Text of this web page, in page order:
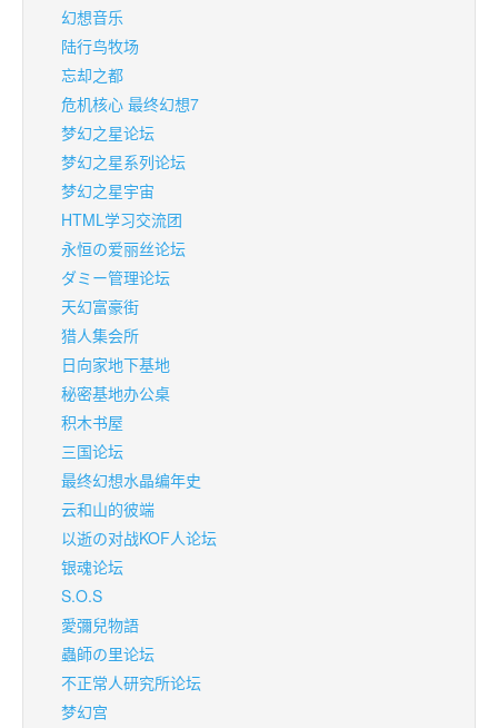
幻想音乐
陆行鸟牧场
忘却之都
危机核心 最终幻想7
梦幻之星论坛
梦幻之星系列论坛
梦幻之星宇宙
HTML学习交流团
永恒の爱丽丝论坛
ダミー管理论坛
天幻富豪街
猎人集会所
日向家地下基地
秘密基地办公桌
积木书屋
三国论坛
最终幻想水晶编年史
云和山的彼端
以逝の对战KOF人论坛
银魂论坛
S.O.S
愛彌兒物語
蟲師の里论坛
不正常人研究所论坛
梦幻宫